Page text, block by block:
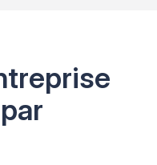
par